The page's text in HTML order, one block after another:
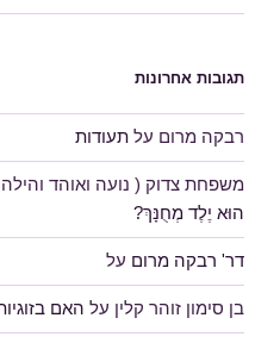
תגובות אחרונות
רבקה מרום על תעודות
משפחת צדוק ( נועה ואוהד והילה
הוּא יֶלֶד מְחֻנָּךְ?
דר' רבקה מרום על
בן סימון זוהר קלין על האם